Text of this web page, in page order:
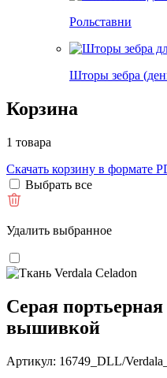
Рольставни
Шторы зебра
Корзина
1 товара
Скачать корзину в формате
Выбрать все
Удалить выбранное
Серая
вышивкой
Артикул: 16749_DLL/